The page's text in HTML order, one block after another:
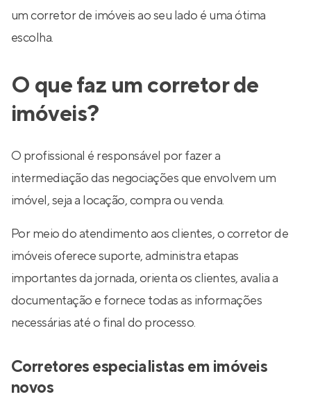
um corretor de imóveis ao seu lado é uma ótima
escolha.
O que faz um corretor de
imóveis?
O profissional é responsável por fazer a
intermediação das negociações que envolvem um
imóvel, seja a locação, compra ou venda.
Por meio do atendimento aos clientes, o corretor de
imóveis oferece suporte, administra etapas
importantes da jornada, orienta os clientes, avalia a
documentação e fornece todas as informações
necessárias até o final do processo.
Corretores especialistas em imóveis
novos